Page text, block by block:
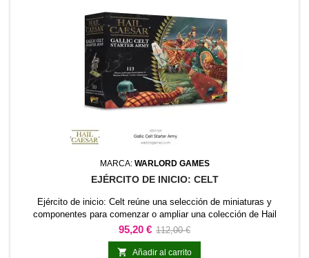
MARCA: WARLORD GAMES
EJÉRCITO DE INICIO: CELT
Ejército de inicio: Celt reúne una selección de miniaturas y
componentes para comenzar o ampliar una colección de Hail
Caesar. El contenido está planteado como una base coherente para
organizar una fuerza o desarrollar una temática concreta.Es una
opción práctica para nuevos proyectos, ampliaciones de ejército,
Precio
95,20 € Precio
base
112,00 €
 Añadir al carrito